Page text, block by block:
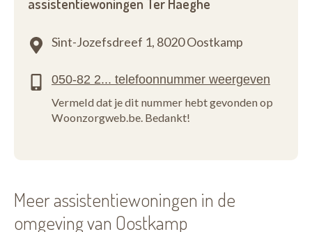
assistentiewoningen Ter Haeghe
Sint-Jozefsdreef 1, 8020 Oostkamp
Vermeld dat je dit nummer hebt gevonden op
Woonzorgweb.be. Bedankt!
Meer assistentiewoningen in de
omgeving van Oostkamp